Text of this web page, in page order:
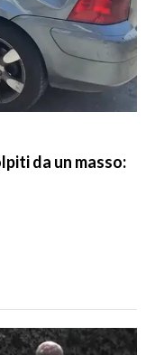
da un masso: